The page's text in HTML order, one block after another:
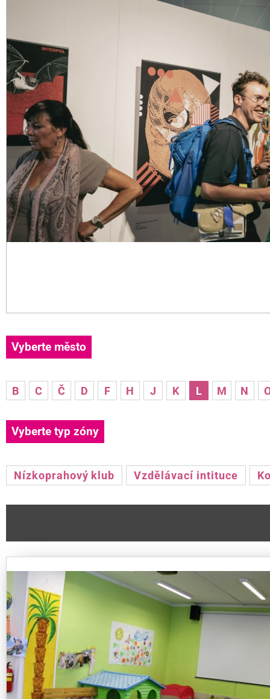
Vyberte město
B C Č D F H J K L M N
Vyberte typ zóny
Nízkoprahový klub Vzdělávací intituce